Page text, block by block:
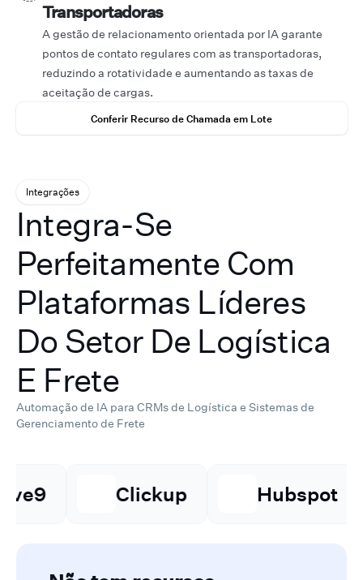
Transportadoras
A gestão de relacionamento orientada por IA garante
pontos de contato regulares com as transportadoras,
reduzindo a rotatividade e aumentando as taxas de
aceitação de cargas.
Conferir Recurso de Chamada em Lote
Integrações
Integra-Se
Perfeitamente Com
Plataformas Líderes
Do Setor De Logística
E Frete
Automação de IA para CRMs de Logística e Sistemas de
Gerenciamento de Frete
Clickup Hubspot